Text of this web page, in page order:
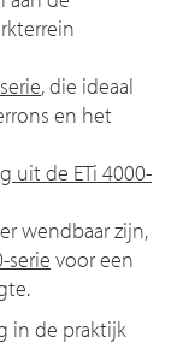
, die ideaal
en het
uit de ETi 4000-
wendbaar zijn,
serie voor een
in de praktijk